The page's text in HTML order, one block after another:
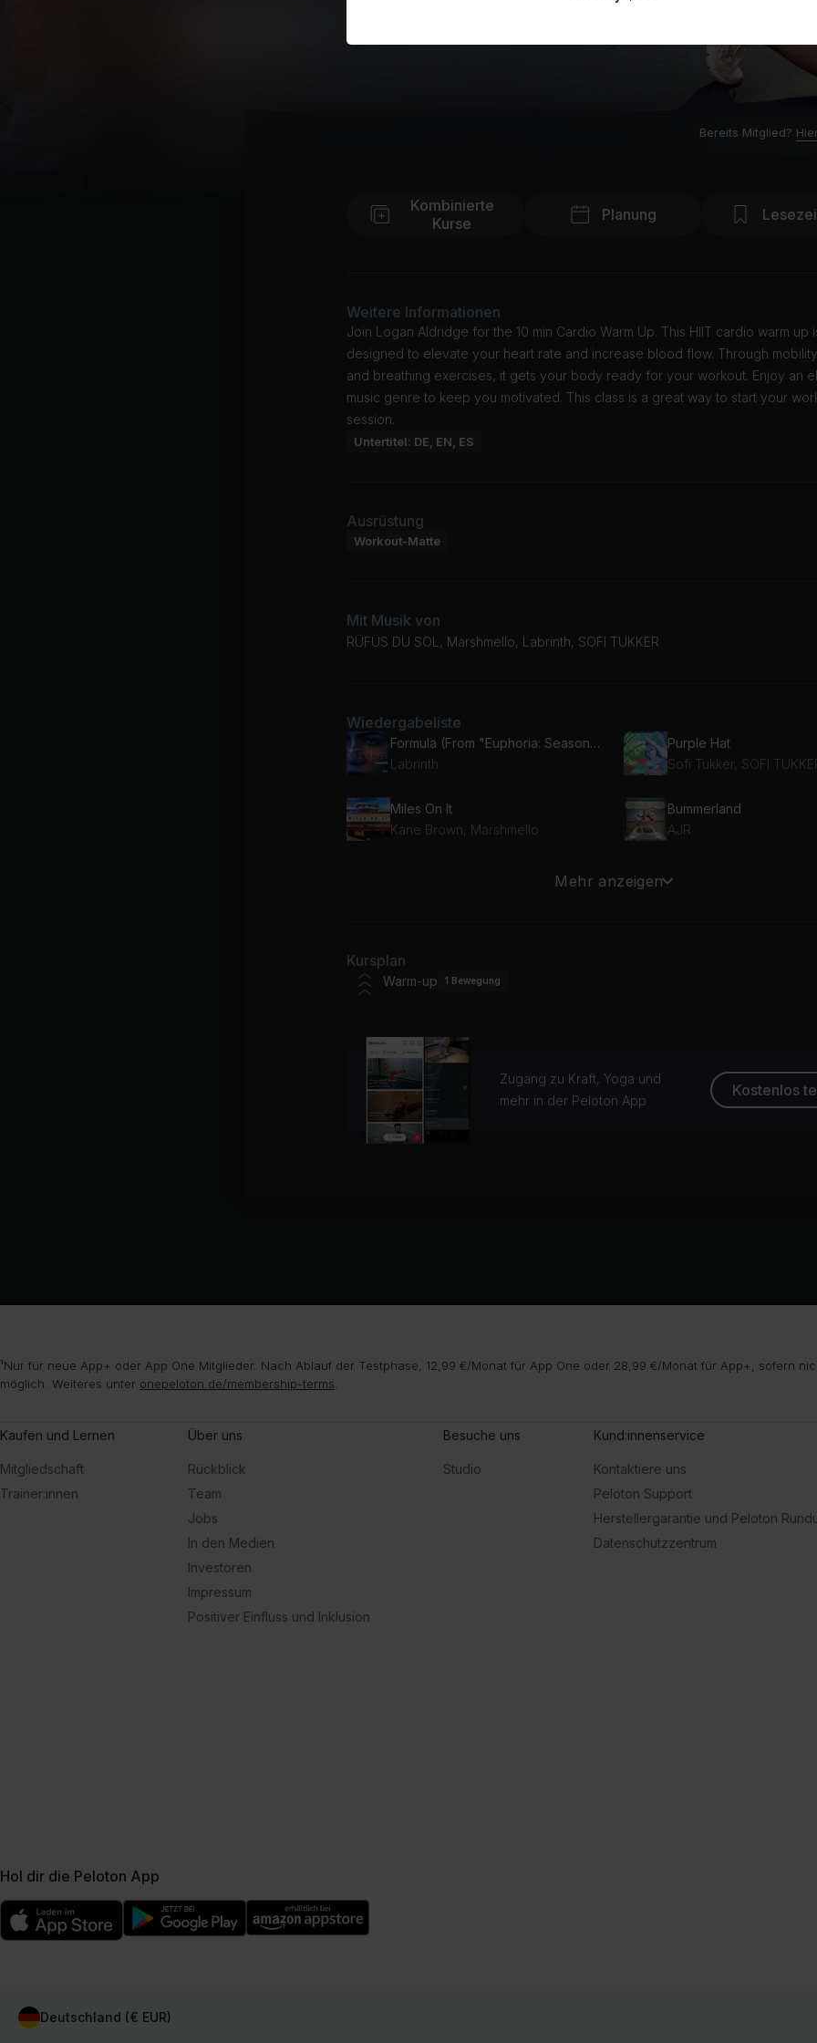
Bereits Mitglied?
Kombinierte
Kurse
Planung
Weitere Informationen
Join Logan Aldridge for the 10 min Cardio Warm Up. This HIIT cardio warm up
designed to elevate your heart rate and increase blood flow. Through
and breathing exercises, it gets your body ready for your workout. Enjoy an
music genre to keep you motivated. This class is a great way to start your
session.
Untertitel: DE, EN, ES
Ausrüstung
Workout-Matte
Mit Musik von
RÜFÜS DU SOL, Marshmello, Labrinth, SOFI TUKKER
Wiedergabeliste
Formula (From "Euphoria: Season 1" Soundtrack)
Labrinth
Purple Hat
Sofi Tukker, SOFI
Miles On It
Kane Brown, Marshmello
Bummerland
AJR
Mehr anzeigen
Kursplan
Warm-up 1 Bewegung
Zugang zu Kraft, Yoga und
mehr in der Peloton App
Kostenlos
¹Nur für neue App+ oder App One Mitglieder. Nach Ablauf der Testphase, 12,99 €/Monat für App One oder 28,99 €/Monat für App+, sofern
möglich. Weiteres unter onepeloton.de/membership-terms
Kaufen und Lernen
Mitgliedschaft
Trainer:innen
Über uns
Rückblick
Team
Jobs
In den Medien
Investoren
Impressum
Positiver Einfluss und Inklusion
Besuche uns
Studio
Kund:innenservice
Kontaktiere uns
Peloton Support
Herstellergarantie und Peloton
Datenschutzzentrum
Hol dir die Peloton App
Deutschland (€ EUR)